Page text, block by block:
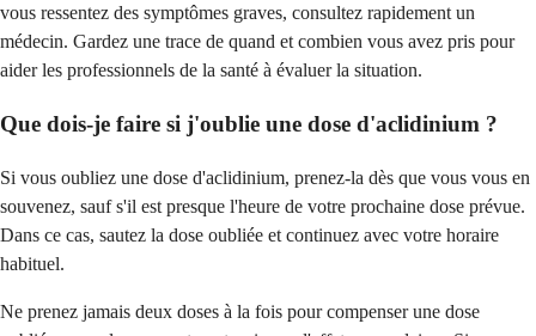
vous ressentez des symptômes graves, consultez rapidement un
médecin. Gardez une trace de quand et combien vous avez pris pour
aider les professionnels de la santé à évaluer la situation.
Que dois-je faire si j'oublie une dose d'aclidinium ?
Si vous oubliez une dose d'aclidinium, prenez-la dès que vous vous en
souvenez, sauf s'il est presque l'heure de votre prochaine dose prévue.
Dans ce cas, sautez la dose oubliée et continuez avec votre horaire
habituel.
Ne prenez jamais deux doses à la fois pour compenser une dose